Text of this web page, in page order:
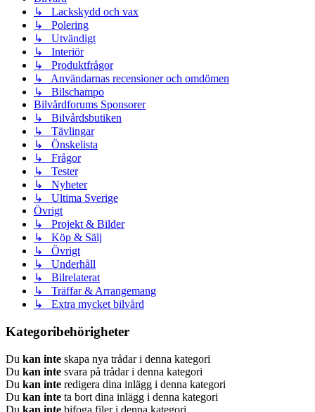
↳ Lackskydd och vax
↳ Polering
↳ Utvändigt
↳ Interiör
↳ Produktfrågor
↳ Användarnas recensioner och omdömen
↳ Bilschampo
Bilvårdforums Sponsorer
↳ Bilvårdsbutiken
↳ Tävlingar
↳ Önskelista
↳ Frågor
↳ Tester
↳ Nyheter
↳ Ultima Sverige
Övrigt
↳ Projekt & Bilder
↳ Köp & Sälj
↳ Övrigt
↳ Underhåll
↳ Bilrelaterat
↳ Träffar & Arrangemang
↳ Extra mycket bilvård
Kategoribehörigheter
Du kan inte skapa nya trådar i denna kategori
Du kan inte svara på trådar i denna kategori
Du kan inte redigera dina inlägg i denna kategori
Du kan inte ta bort dina inlägg i denna kategori
Du kan inte bifoga filer i denna kategori